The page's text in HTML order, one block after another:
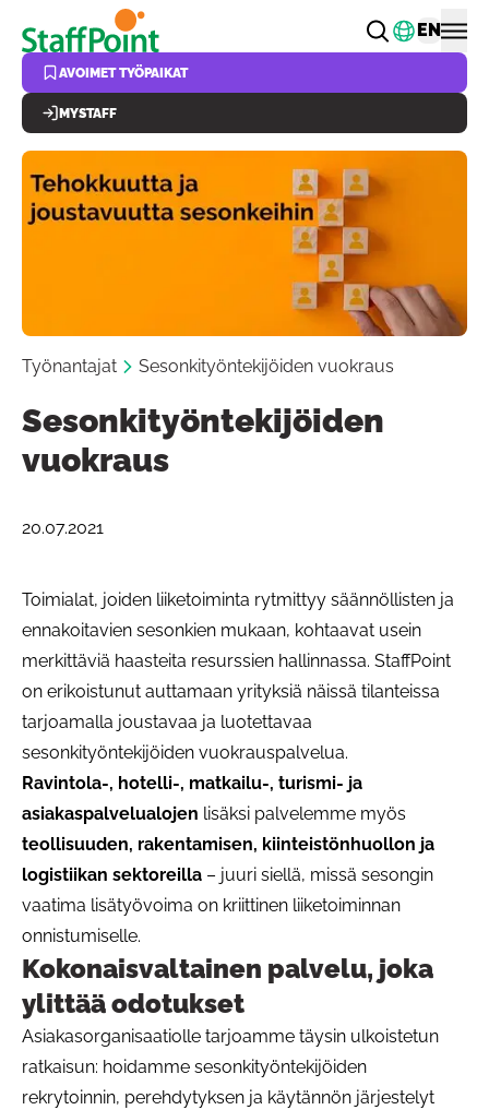
Hyppää pääsisältöön Vaihda
EN
AVOIMET TYÖPAIKAT
MYSTAFF
Työnantajat Sesonkityöntekijöiden vuokraus
Sesonkityöntekijöiden
vuokraus
20.07.2021
Toimialat, joiden liiketoiminta rytmittyy säännöllisten ja
ennakoitavien sesonkien mukaan, kohtaavat usein
merkittäviä haasteita resurssien hallinnassa. StaffPoint
on erikoistunut auttamaan yrityksiä näissä tilanteissa
tarjoamalla joustavaa ja luotettavaa
sesonkityöntekijöiden vuokrauspalvelua.
Ravintola-, hotelli-, matkailu-, turismi- ja
asiakaspalvelualojen lisäksi palvelemme myös
teollisuuden, rakentamisen, kiinteistönhuollon ja
logistiikan sektoreilla – juuri siellä, missä sesongin
vaatima lisätyövoima on kriittinen liiketoiminnan
onnistumiselle.
Kokonaisvaltainen palvelu, joka
ylittää odotukset
Asiakasorganisaatiolle tarjoamme täysin ulkoistetun
ratkaisun: hoidamme sesonkityöntekijöiden
rekrytoinnin, perehdytyksen ja käytännön järjestelyt